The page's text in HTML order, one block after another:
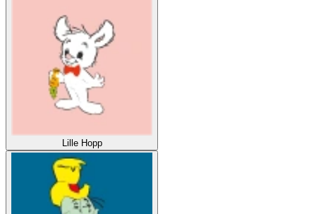
Lille Hopp